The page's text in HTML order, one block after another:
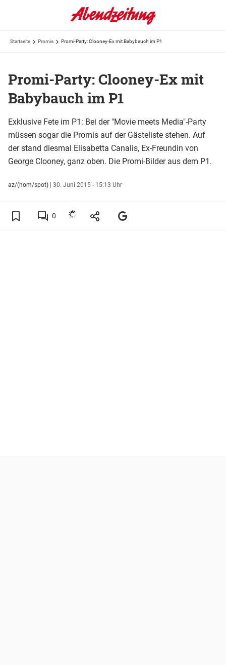
Startseite Promis Promi-Party: Clooney-Ex mit Babybauch im P1
Promi-Party: Clooney-Ex mit
Babybauch im P1
Exklusive Fete im P1: Bei der "Movie meets Media"-Party
müssen sogar die Promis auf der Gästeliste stehen. Auf
der stand diesmal Elisabetta Canalis, Ex-Freundin von
George Clooney, ganz oben. Die Promi-Bilder aus dem P1.
az/(hom/spot) | 30. Juni 2015 - 15:13 Uhr
0